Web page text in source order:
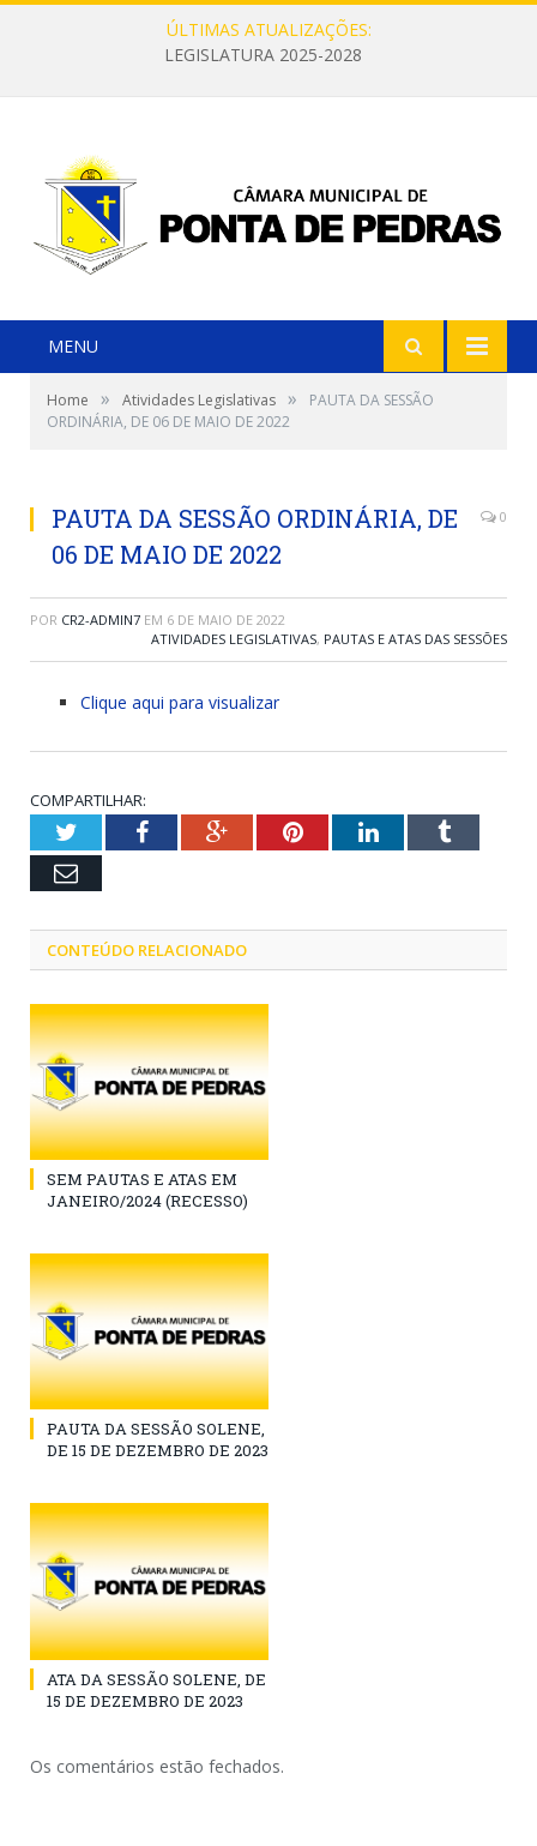
ÚLTIMAS ATUALIZAÇÕES:
LEGISLATURA 2025-2028
MENU
Home » Atividades Legislativas »
PAUTA DA SESSÃO
ORDINÁRIA, DE 06 DE MAIO DE 2022
PAUTA DA SESSÃO ORDINÁRIA, DE
06 DE MAIO DE 2022
0
POR CR2-ADMIN7 EM 6 DE MAIO DE 2022
ATIVIDADES LEGISLATIVAS, PAUTAS E ATAS DAS SESSÕES
Clique aqui para visualizar
COMPARTILHAR:
TwitterFacebookGoogle+PinterestLinkedInTumblr
Email
CONTEÚDO RELACIONADO
SEM PAUTAS E ATAS EM
JANEIRO/2024 (RECESSO)
PAUTA DA SESSÃO SOLENE,
DE 15 DE DEZEMBRO DE 2023
ATA DA SESSÃO SOLENE, DE
15 DE DEZEMBRO DE 2023
Os comentários estão fechados.